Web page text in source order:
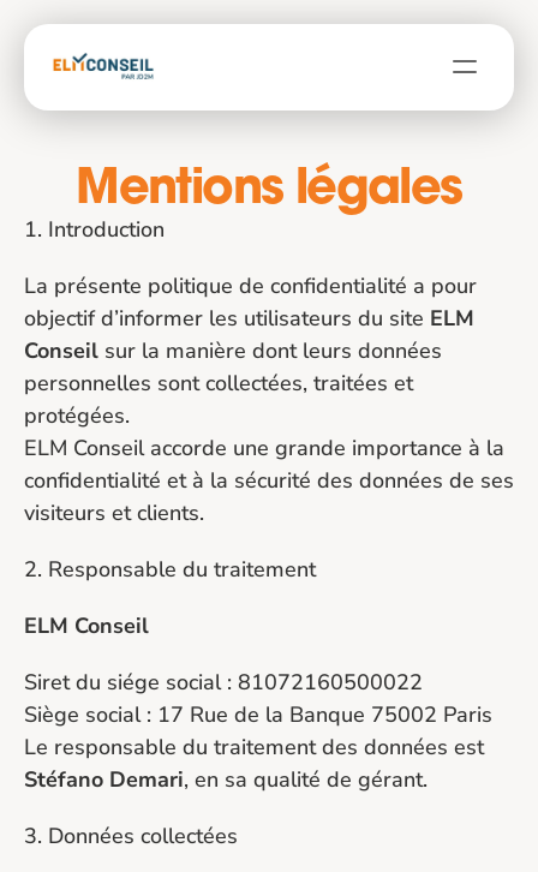
Contact
Blog
Parler à un expert
Mentions légales
1. Introduction
La présente politique de confidentialité a pour
objectif d’informer les utilisateurs du site ELM
Conseil sur la manière dont leurs données
personnelles sont collectées, traitées et
protégées.
ELM Conseil accorde une grande importance à la
confidentialité et à la sécurité des données de ses
visiteurs et clients.
2. Responsable du traitement
ELM Conseil
Siret du siége social : 81072160500022
Siège social : 17 Rue de la Banque 75002 Paris
Le responsable du traitement des données est
Stéfano Demari, en sa qualité de gérant.
3. Données collectées